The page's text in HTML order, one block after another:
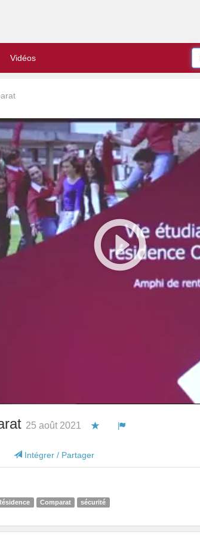
Vidéos
Play
Video
25 août 2021 Vous devez être
Intégrer / Partager
Comparat sécurité